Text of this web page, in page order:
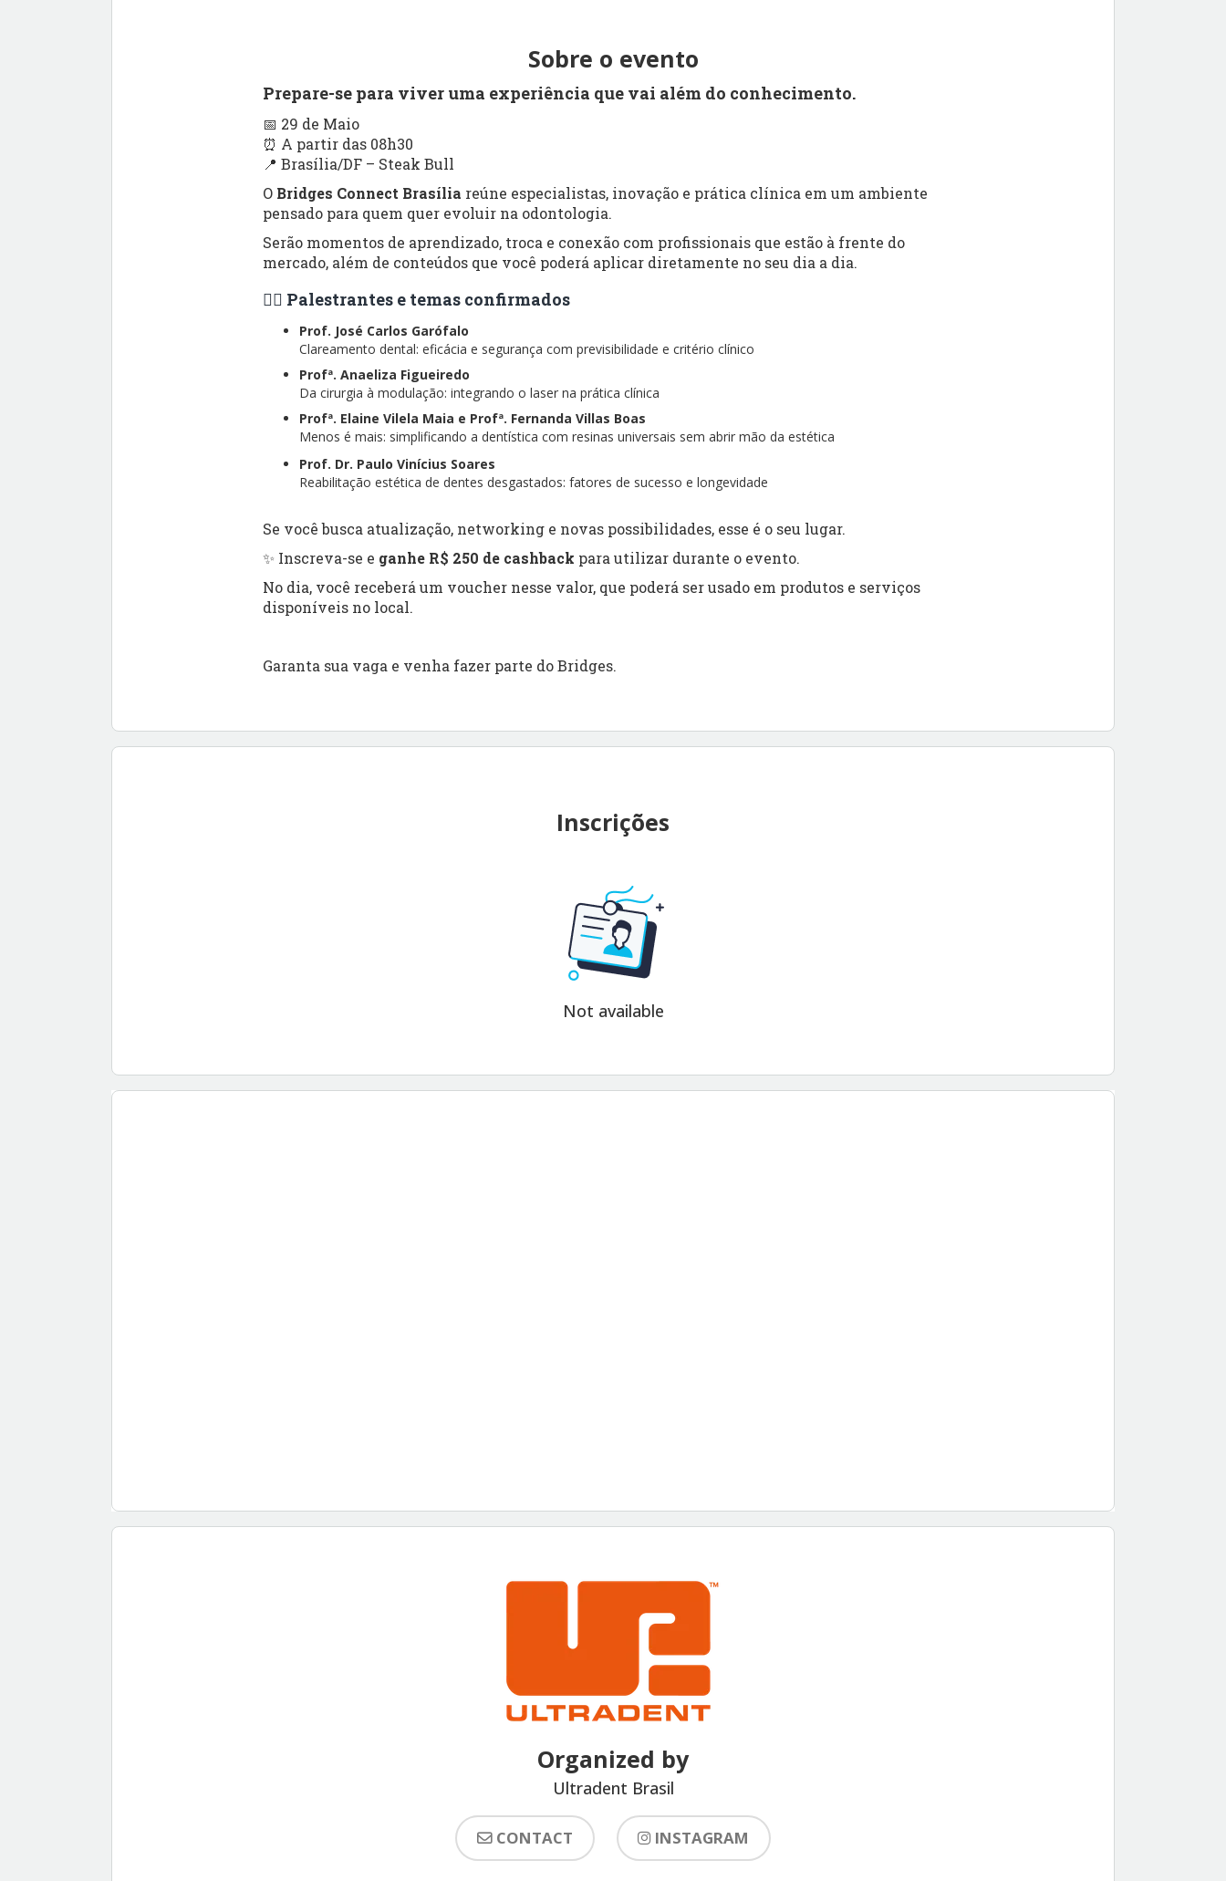
Sobre o evento
Prepare-se para viver uma experiência que vai além do conhecimento.
📅 29 de Maio
⏰ A partir das 08h30
📍 Brasília/DF – Steak Bull
O Bridges Connect Brasília reúne especialistas, inovação e prática clínica em um ambiente
pensado para quem quer evoluir na odontologia.
Serão momentos de aprendizado, troca e conexão com profissionais que estão à frente do
mercado, além de conteúdos que você poderá aplicar diretamente no seu dia a dia.
👨‍⚕️ Palestrantes e temas confirmados
Prof. José Carlos Garófalo
Clareamento dental: eficácia e segurança com previsibilidade e critério clínico
Profª. Anaeliza Figueiredo
Da cirurgia à modulação: integrando o laser na prática clínica
Profª. Elaine Vilela Maia e Profª. Fernanda Villas Boas
Menos é mais: simplificando a dentística com resinas universais sem abrir mão da estética
Prof. Dr. Paulo Vinícius Soares
Reabilitação estética de dentes desgastados: fatores de sucesso e longevidade
Se você busca atualização, networking e novas possibilidades, esse é o seu lugar.
✨ Inscreva-se e ganhe R$ 250 de cashback para utilizar durante o evento.
No dia, você receberá um voucher nesse valor, que poderá ser usado em produtos e serviços
disponíveis no local.
Garanta sua vaga e venha fazer parte do Bridges.
Inscrições
Not available
Organized by
Ultradent Brasil
CONTACT INSTAGRAM